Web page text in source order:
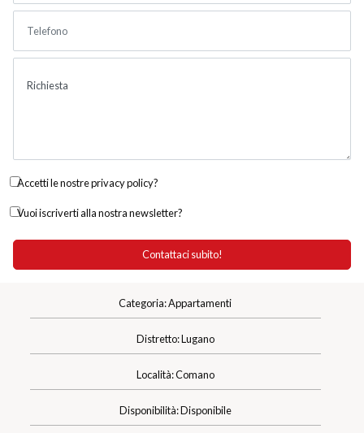
Accetti le nostre privacy policy?
Vuoi iscriverti alla nostra newsletter?
Categoria: Appartamenti
Distretto: Lugano
Località: Comano
Disponibilità: Disponibile